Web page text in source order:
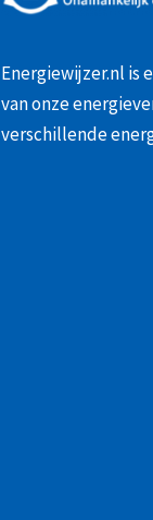
Energiewijzer.nl is
van onze
verschillende